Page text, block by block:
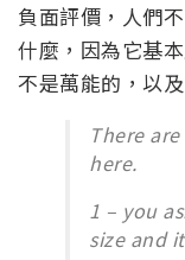
負面評價，人們
什麼，因為它基
不是萬能的，以
There
here.
1 – you
size and